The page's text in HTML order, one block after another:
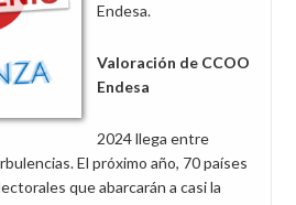
Endesa.
Valoración de CCOO
Endesa
2024 llega entre
El próximo año, 70 países
que abarcarán a casi la